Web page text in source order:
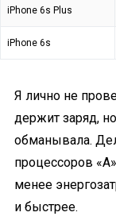
iPhone 6s Plus
iPhone 6s
Я лично не
держит заряд,
обманывала.
процессоров
менее
и быстрее.